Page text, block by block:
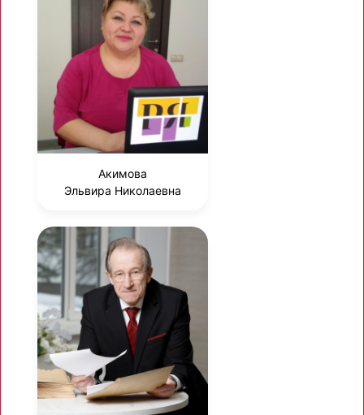
Акимова
Эльвира Николаевна